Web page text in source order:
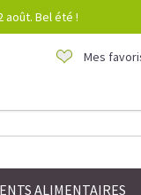
août. Bel été !
Mes
ALIMENTAIRES